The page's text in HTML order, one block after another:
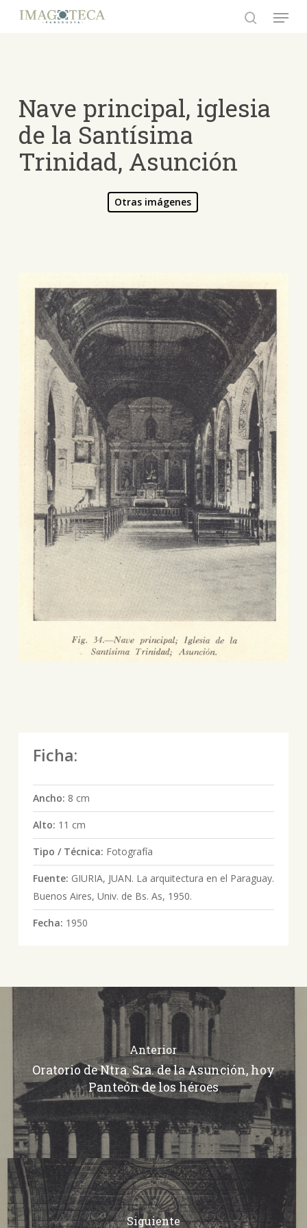
Menu
Nave principal, iglesia
de la Santísima
Trinidad, Asunción
Otras imágenes
Ficha:
Ancho: 8 cm
Alto: 11 cm
Tipo / Técnica: Fotografía
Fuente: GIURIA, JUAN. La arquitectura en el Paraguay.
Buenos Aires, Univ. de Bs. As, 1950.
Fecha: 1950
Anterior
Oratorio de Ntra. Sra. de la Asunción, hoy
Panteón de los héroes
Siguiente